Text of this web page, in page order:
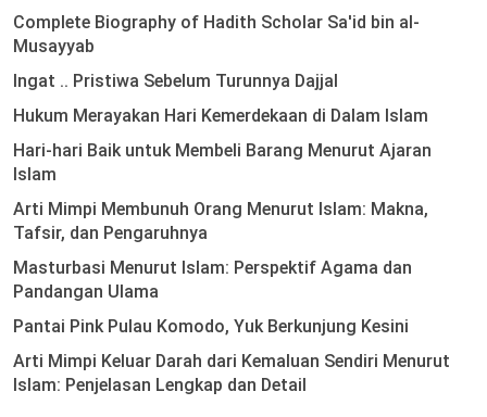
Complete Biography of Hadith Scholar Sa'id bin al-
Musayyab
Ingat .. Pristiwa Sebelum Turunnya Dajjal
Hukum Merayakan Hari Kemerdekaan di Dalam Islam
Hari-hari Baik untuk Membeli Barang Menurut Ajaran
Islam
Arti Mimpi Membunuh Orang Menurut Islam: Makna,
Tafsir, dan Pengaruhnya
Masturbasi Menurut Islam: Perspektif Agama dan
Pandangan Ulama
Pantai Pink Pulau Komodo, Yuk Berkunjung Kesini
Arti Mimpi Keluar Darah dari Kemaluan Sendiri Menurut
Islam: Penjelasan Lengkap dan Detail